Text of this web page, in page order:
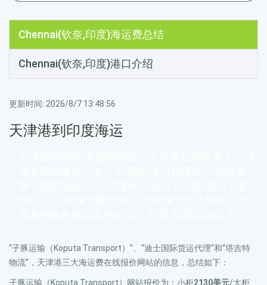
Chennai(钦奈,印度)海运费总结
Chennai(钦奈,印度)港口介绍
更新时间: 2026/8/7 13:48:56
天津港到印度海运
“子豚运输（Koputa Transport）”、“迪士国际货运代理”和“塔吉特
物流”，天津港三大海运费在线报价网站的信息，总结如下：
子豚运输（Koputa Transport）网站报价为：小柜2130美元/大柜